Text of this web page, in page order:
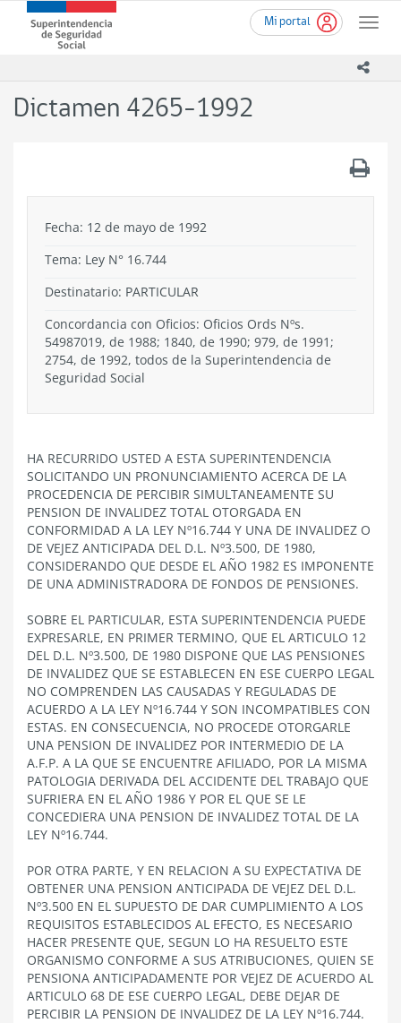
contenido
Mi portal
Toggle
Superintendencia
de
-
Dictamen 4265-1992
Fecha: 12 de mayo de 1992
Tema: Ley N° 16.744
Destinatario: PARTICULAR
Concordancia con Oficios: Oficios Ords Nºs.
54987019, de 1988; 1840, de 1990; 979, de 1991;
2754, de 1992, todos de la Superintendencia de
Seguridad Social
HA RECURRIDO USTED A ESTA SUPERINTENDENCIA
SOLICITANDO UN PRONUNCIAMIENTO ACERCA DE LA
PROCEDENCIA DE PERCIBIR SIMULTANEAMENTE SU
PENSION DE INVALIDEZ TOTAL OTORGADA EN
CONFORMIDAD A LA LEY Nº16.744 Y UNA DE INVALIDEZ O
DE VEJEZ ANTICIPADA DEL D.L. Nº3.500, DE 1980,
CONSIDERANDO QUE DESDE EL AÑO 1982 ES IMPONENTE
DE UNA ADMINISTRADORA DE FONDOS DE PENSIONES.
SOBRE EL PARTICULAR, ESTA SUPERINTENDENCIA PUEDE
EXPRESARLE, EN PRIMER TERMINO, QUE EL ARTICULO 12
DEL D.L. Nº3.500, DE 1980 DISPONE QUE LAS PENSIONES
DE INVALIDEZ QUE SE ESTABLECEN EN ESE CUERPO LEGAL
NO COMPRENDEN LAS CAUSADAS Y REGULADAS DE
ACUERDO A LA LEY Nº16.744 Y SON INCOMPATIBLES CON
ESTAS. EN CONSECUENCIA, NO PROCEDE OTORGARLE
UNA PENSION DE INVALIDEZ POR INTERMEDIO DE LA
A.F.P. A LA QUE SE ENCUENTRE AFILIADO, POR LA MISMA
PATOLOGIA DERIVADA DEL ACCIDENTE DEL TRABAJO QUE
SUFRIERA EN EL AÑO 1986 Y POR EL QUE SE LE
CONCEDIERA UNA PENSION DE INVALIDEZ TOTAL DE LA
LEY Nº16.744.
POR OTRA PARTE, Y EN RELACION A SU EXPECTATIVA DE
OBTENER UNA PENSION ANTICIPADA DE VEJEZ DEL D.L.
Nº3.500 EN EL SUPUESTO DE DAR CUMPLIMIENTO A LOS
REQUISITOS ESTABLECIDOS AL EFECTO, ES NECESARIO
HACER PRESENTE QUE, SEGUN LO HA RESUELTO ESTE
ORGANISMO CONFORME A SUS ATRIBUCIONES, QUIEN SE
PENSIONA ANTICIPADAMENTE POR VEJEZ DE ACUERDO AL
ARTICULO 68 DE ESE CUERPO LEGAL, DEBE DEJAR DE
PERCIBIR LA PENSION DE INVALIDEZ DE LA LEY Nº16.744.